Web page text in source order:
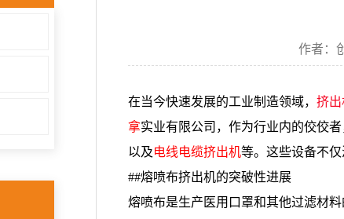
作者：
在当今快速发展的工业制造领域， 挤出
拿实业有限公司，作为行业内的佼佼
以及电线电缆挤出机等。这些设备不
##熔喷布挤出机的突破性进展
熔喷布是生产医用口罩和其他过滤材